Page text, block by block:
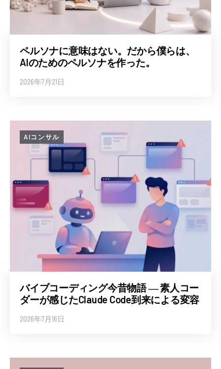
ペルソナに意味はない。だから僕らは、
AIのためのペルソナを作った。
2026年7月21日
AIコンサル
バイブコーディング今昔物語 ― 素人コー
ダーが感じたClaude Code到来による変容
2026年7月16日